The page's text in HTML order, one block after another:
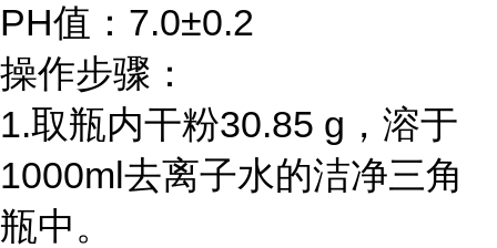
PH值：7.0±0.2
操作步骤：
1.取瓶内干粉30.85 g，溶于
1000ml去离子水的洁净三角
瓶中。